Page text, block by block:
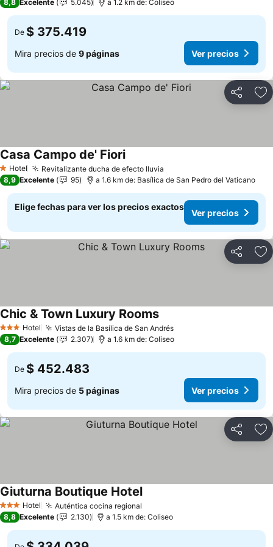
8,8 Excelente 5.045 a 1.2 km de: Coliseo
De $ 375.419
Mira precios de 9 páginas Ver precios
Compartir
1 Estrellas
Hotel Revitalizante ducha de efecto lluvia
Casa Campo de' FioriVer precios
8,9 Excelente 95 a 1.6 km de: Basílica de San Pedro del Vaticano
Elige fechas para ver los precios exactos
Ver precios
Compartir
3 Estrellas
Hotel Vistas de la Basílica de San AndrésVer precios
Chic & Town Luxury RoomsVer precios
8,7 Excelente 2.307 a 1.6 km de: Coliseo
De $ 452.483
Mira precios de 5 páginas Ver precios
Compartir
3 Estrellas
Hotel Auténtica cocina regional
Giuturna Boutique HotelVer precios
8,8 Excelente 2.130 a 1.5 km de: Coliseo